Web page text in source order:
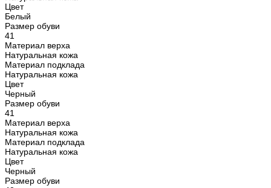
Цвет
Белый
Размер обуви
41
Материал верха
Натуральная кожа
Материал подклада
Натуральная кожа
Цвет
Черный
Размер обуви
41
Материал верха
Натуральная кожа
Материал подклада
Натуральная кожа
Цвет
Черный
Размер обуви